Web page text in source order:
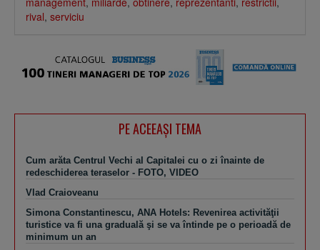
rival, serviciu
PE ACEEAŞI TEMA
Cum arăta Centrul Vechi al Capitalei cu o zi înainte de
redeschiderea teraselor - FOTO, VIDEO
Vlad Craioveanu
Simona Constantinescu, ANA Hotels: Revenirea activităţii
turistice va fi una graduală şi se va întinde pe o perioadă de
minimum un an